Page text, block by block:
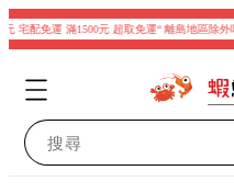
宅配免運 滿1500元 超取免運“ 離島地區除外哦~
搜尋